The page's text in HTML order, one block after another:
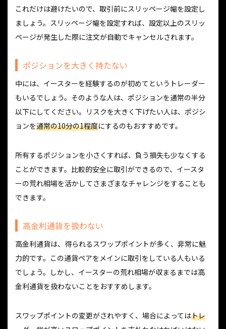
これだけは避けたいので、取引前にスリッページ幅を設定し
ましょう。スリッページ幅を設定すれば、設定以上のスリッ
ページが発生した際に注文が自動でキャンセルされます。
ポジションを大きく持たない
中には、イースターを経験するのが初めてというトレーダー
もいるでしょう。そのような人は、ポジションを通常の半分
以下にしてください。リスクを大きく下げたい人は、ポジシ
ョンを通常の10分の1程度にするのもおすすめです。
所有するポジションを小さくすれば、負う損失も少なくする
ことができます。比較的安全に取引ができるので、イースタ
ーの荒れ相場を活かしてさまざまなチャレンジをすることも
できます。
高金利通貨を扱わない
高金利通貨は、得られるスワップポイントが多く、非常に魅
力的です。この通貨ペアをメインに取引をしている人もいる
でしょう。しかし、イースターの荒れ相場が収まるまでは高
金利通貨を扱わないことをおすすめします。
スワップポイントの変更がされやすく、場合によってはトレ